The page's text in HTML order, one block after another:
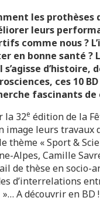
les prothèses
leurs
comme nous ?
en bonne santé ?
s’agisse
ces 10
fascinants de
la 32e édition de la
image leurs travaux
thème « Sport &
Alpes, Camille
de thèse en socio-
d’interrelations
A découvrir en BD !